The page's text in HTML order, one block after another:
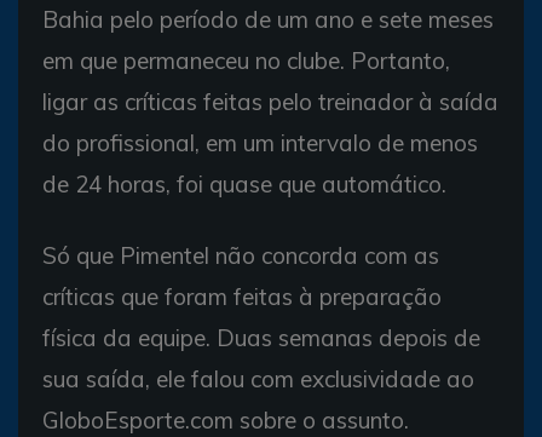
Bahia pelo período de um ano e sete meses
em que permaneceu no clube. Portanto,
ligar as críticas feitas pelo treinador à saída
do profissional, em um intervalo de menos
de 24 horas, foi quase que automático.
Só que Pimentel não concorda com as
críticas que foram feitas à preparação
física da equipe. Duas semanas depois de
sua saída, ele falou com exclusividade ao
GloboEsporte.com sobre o assunto.